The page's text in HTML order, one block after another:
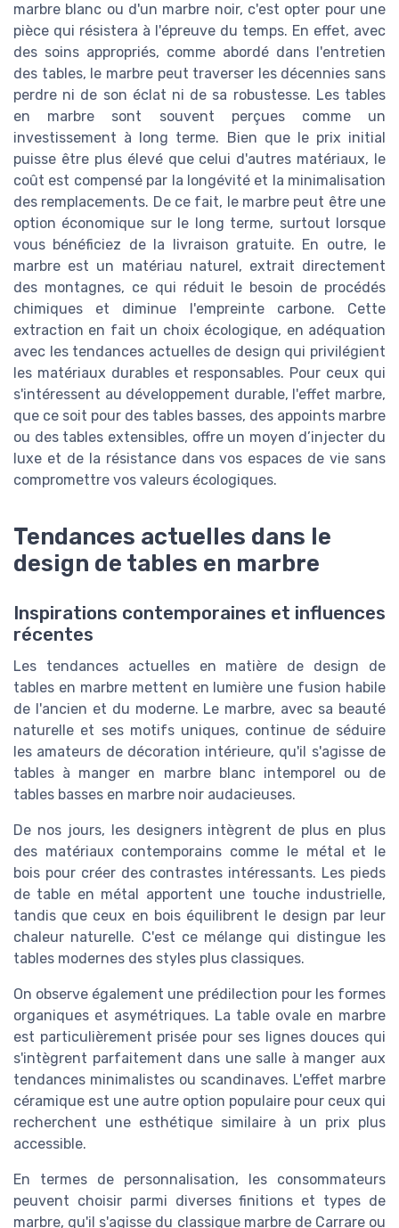
marbre blanc ou d'un marbre noir, c'est opter pour une
pièce qui résistera à l'épreuve du temps. En effet, avec
des soins appropriés, comme abordé dans l'entretien
des tables, le marbre peut traverser les décennies sans
perdre ni de son éclat ni de sa robustesse. Les tables
en marbre sont souvent perçues comme un
investissement à long terme. Bien que le prix initial
puisse être plus élevé que celui d'autres matériaux, le
coût est compensé par la longévité et la minimalisation
des remplacements. De ce fait, le marbre peut être une
option économique sur le long terme, surtout lorsque
vous bénéficiez de la livraison gratuite. En outre, le
marbre est un matériau naturel, extrait directement
des montagnes, ce qui réduit le besoin de procédés
chimiques et diminue l'empreinte carbone. Cette
extraction en fait un choix écologique, en adéquation
avec les tendances actuelles de design qui privilégient
les matériaux durables et responsables. Pour ceux qui
s'intéressent au développement durable, l'effet marbre,
que ce soit pour des tables basses, des appoints marbre
ou des tables extensibles, offre un moyen d’injecter du
luxe et de la résistance dans vos espaces de vie sans
compromettre vos valeurs écologiques.
Tendances actuelles dans le
design de tables en marbre
Inspirations contemporaines et influences
récentes
Les tendances actuelles en matière de design de
tables en marbre mettent en lumière une fusion habile
de l'ancien et du moderne. Le marbre, avec sa beauté
naturelle et ses motifs uniques, continue de séduire
les amateurs de décoration intérieure, qu'il s'agisse de
tables à manger en marbre blanc intemporel ou de
tables basses en marbre noir audacieuses.
De nos jours, les designers intègrent de plus en plus
des matériaux contemporains comme le métal et le
bois pour créer des contrastes intéressants. Les pieds
de table en métal apportent une touche industrielle,
tandis que ceux en bois équilibrent le design par leur
chaleur naturelle. C'est ce mélange qui distingue les
tables modernes des styles plus classiques.
On observe également une prédilection pour les formes
organiques et asymétriques. La table ovale en marbre
est particulièrement prisée pour ses lignes douces qui
s'intègrent parfaitement dans une salle à manger aux
tendances minimalistes ou scandinaves. L'effet marbre
céramique est une autre option populaire pour ceux qui
recherchent une esthétique similaire à un prix plus
accessible.
En termes de personnalisation, les consommateurs
peuvent choisir parmi diverses finitions et types de
marbre, qu'il s'agisse du classique marbre de Carrare ou